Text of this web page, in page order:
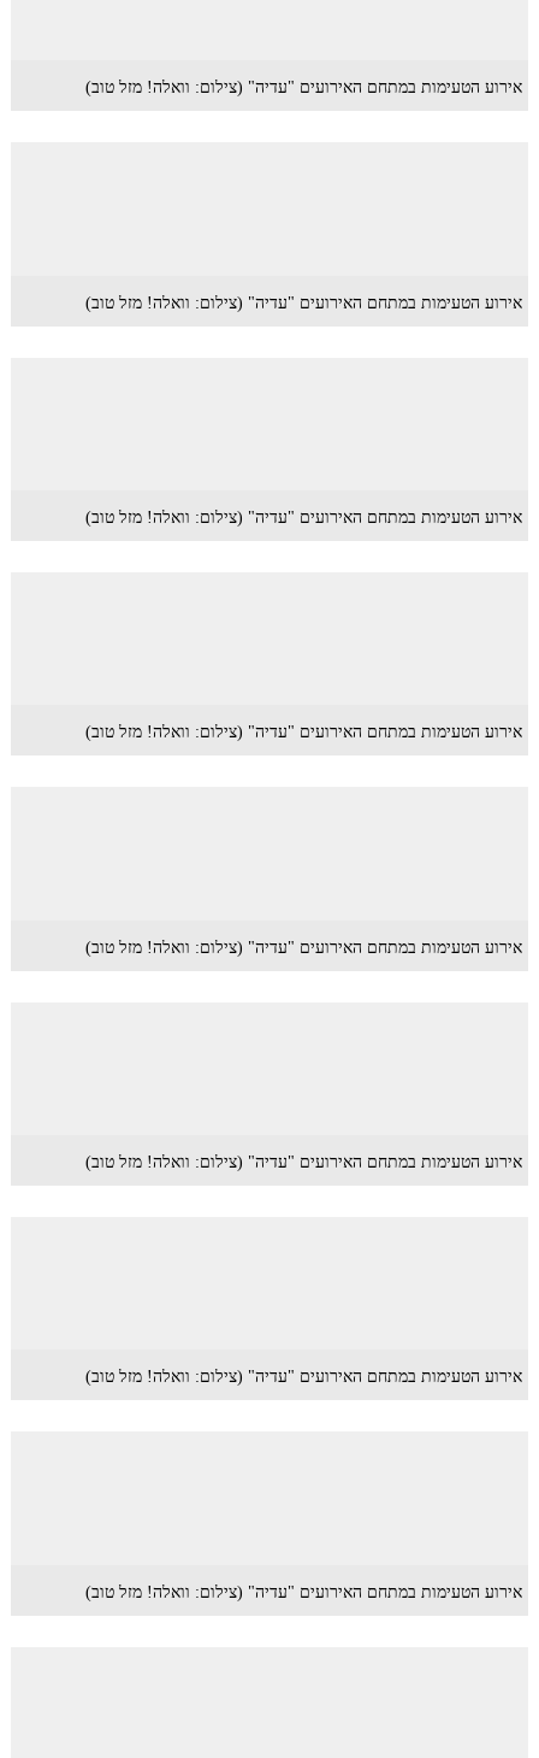
אירוע הטעימות במתחם האירועים "עדיה" (צילום: וואלה! מזל טוב)
אירוע הטעימות במתחם האירועים "עדיה" (צילום: וואלה! מזל טוב)
אירוע הטעימות במתחם האירועים "עדיה" (צילום: וואלה! מזל טוב)
אירוע הטעימות במתחם האירועים "עדיה" (צילום: וואלה! מזל טוב)
אירוע הטעימות במתחם האירועים "עדיה" (צילום: וואלה! מזל טוב)
אירוע הטעימות במתחם האירועים "עדיה" (צילום: וואלה! מזל טוב)
אירוע הטעימות במתחם האירועים "עדיה" (צילום: וואלה! מזל טוב)
אירוע הטעימות במתחם האירועים "עדיה" (צילום: וואלה! מזל טוב)